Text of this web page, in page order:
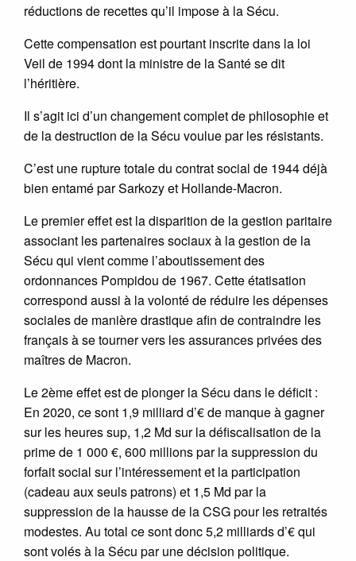
réductions de recettes qu’il impose à la Sécu.
Cette compensation est pourtant inscrite dans la loi
Veil de 1994 dont la ministre de la Santé se dit
l’héritière.
Il s’agit ici d’un changement complet de philosophie et
de la destruction de la Sécu voulue par les résistants.
C’est une rupture totale du contrat social de 1944 déjà
bien entamé par Sarkozy et Hollande-Macron.
Le premier effet est la disparition de la gestion paritaire
associant les partenaires sociaux à la gestion de la
Sécu qui vient comme l’aboutissement des
ordonnances Pompidou de 1967. Cette étatisation
correspond aussi à la volonté de réduire les dépenses
sociales de manière drastique afin de contraindre les
français à se tourner vers les assurances privées des
maîtres de Macron.
Le 2ème effet est de plonger la Sécu dans le déficit :
En 2020, ce sont 1,9 milliard d’€ de manque à gagner
sur les heures sup, 1,2 Md sur la défiscalisation de la
prime de 1 000 €, 600 millions par la suppression du
forfait social sur l’intéressement et la participation
(cadeau aux seuls patrons) et 1,5 Md par la
suppression de la hausse de la CSG pour les retraités
modestes. Au total ce sont donc 5,2 milliards d’€ qui
sont volés à la Sécu par une décision politique.